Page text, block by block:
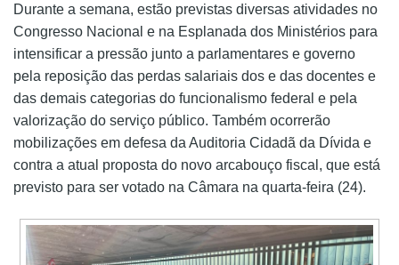
Durante a semana, estão previstas diversas atividades no
Congresso Nacional e na Esplanada dos Ministérios para
intensificar a pressão junto a parlamentares e governo
pela reposição das perdas salariais dos e das docentes e
das demais categorias do funcionalismo federal e pela
valorização do serviço público. Também ocorrerão
mobilizações em defesa da Auditoria Cidadã da Dívida e
contra a atual proposta do novo arcabouço fiscal, que está
previsto para ser votado na Câmara na quarta-feira (24).